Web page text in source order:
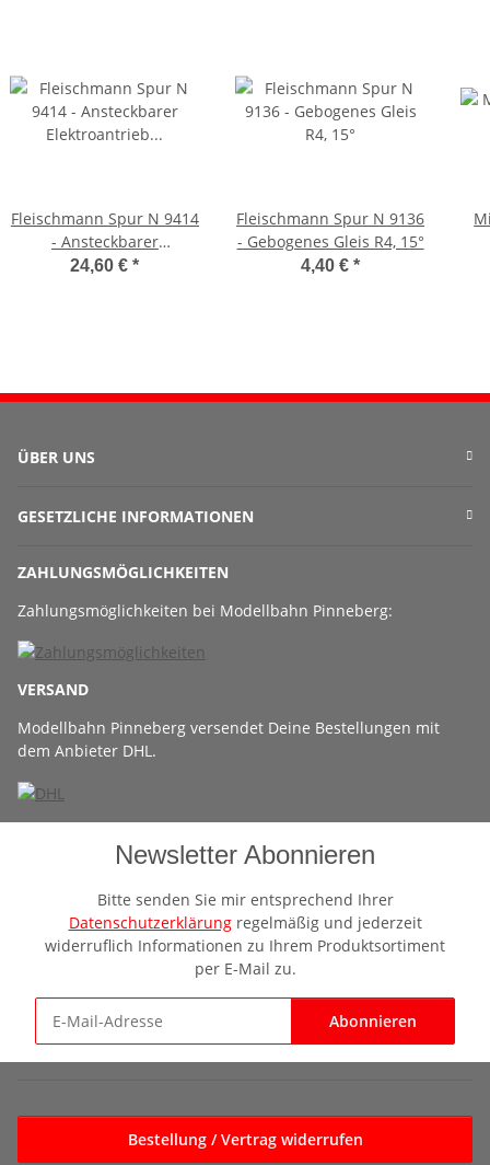
Fleischmann Spur N 9414
- Ansteckbarer
Elektroantrieb für das
24,60 €*
Fleischmann Spur N 9136
- Gebogenes Gleis R4, 15°
4,40 €*
ÜBER UNS
GESETZLICHE INFORMATIONEN
ZAHLUNGSMÖGLICHKEITEN
Zahlungsmöglichkeiten bei Modellbahn Pinneberg:
VERSAND
Modellbahn Pinneberg versendet Deine Bestellungen mit
dem Anbieter DHL.
Newsletter Abonnieren
Bitte senden Sie mir entsprechend Ihrer
Datenschutzerklärungregelmäßig und jederzeit
widerruflich Informationen zu Ihrem Produktsortiment
per E-Mail zu.
Abonnieren
Bestellung / Vertrag widerrufen